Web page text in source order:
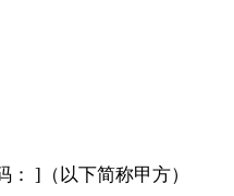
]（以下简称甲方）